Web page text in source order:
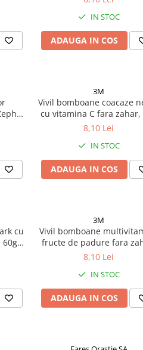
IN STOC
ADAUGA IN COS
3M
Vivil bomboane coacaze
cu vitamina C fara zahar,
Zephyr Labs
8,10 Lei
IN STOC
ADAUGA IN COS
cu
60g
3M
Vivil bomboane
fructe de padure fara
60g Zephyr Labs
8,10 Lei
IN STOC
ADAUGA IN COS